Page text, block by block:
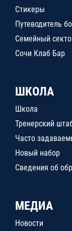
Стикеры
Путеводитель
Семейный
Сочи Клаб Бар
ШКОЛА
Школа
Тренерский
Часто
Новый набор
Сведения об
МЕДИА
Новости